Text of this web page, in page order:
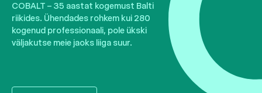
COBALT – 35 aastat kogemust Balti
riikides. Ühendades rohkem kui 280
kogenud professionaali, pole ükski
väljakutse meie jaoks liiga suur.